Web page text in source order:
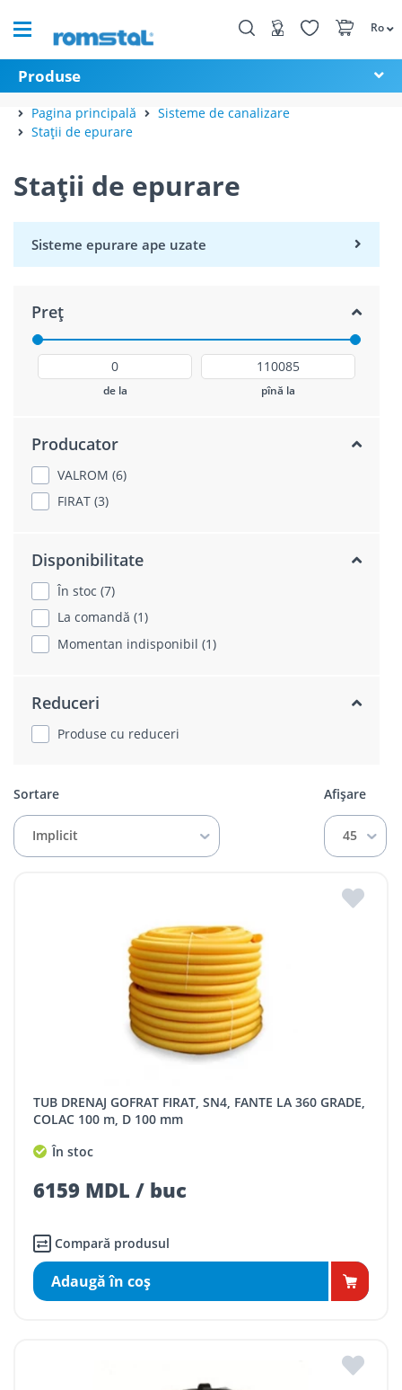
Ro
Produse
Pagina principală
Sisteme de canalizare
Stații de epurare
Stații de epurare
Sisteme epurare ape uzate
Preț
de la pînă la
Producator
VALROM (6)
FIRAT (3)
Disponibilitate
În stoc (7)
La comandă (1)
Momentan indisponibil (1)
Reduceri
Produse cu reduceri
Sortare
Implicit
Afișare
45
TUB DRENAJ GOFRAT FIRAT, SN4, FANTE LA 360 GRADE,
COLAC 100 m, D 100 mm
În stoc
6159 MDL / buc
Compară produsul
Adaugă în coş